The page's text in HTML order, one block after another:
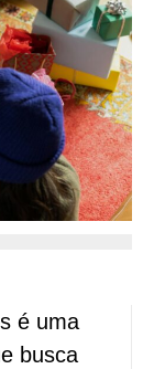
é uma
busca